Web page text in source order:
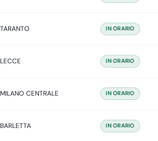
TARANTO IN ORARIO
LECCE IN ORARIO
MILANO CENTRALE IN ORARIO
BARLETTA IN ORARIO